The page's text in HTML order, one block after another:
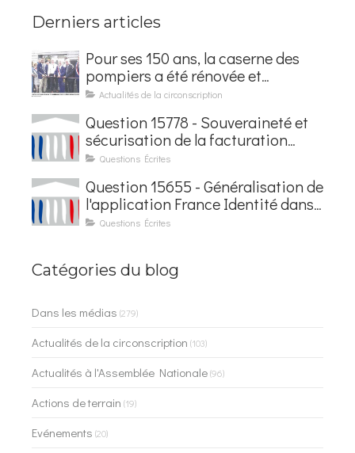
Derniers articles
Pour ses 150 ans, la caserne des
pompiers a été rénovée et
baptisée au nom d'Hubert
Actualités de la circonscription
Question 15778 - Souveraineté et
sécurisation de la facturation
électronique
Questions Écrites
Question 15655 - Généralisation de
l'application France Identité dans
les contrôles du quotidien
Questions Écrites
Catégories du blog
Dans les médias (279)
Actualités de la circonscription (103)
Actualités à l'Assemblée Nationale(96)
Actions de terrain (19)
Evénements (20)